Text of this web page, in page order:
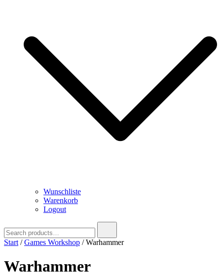
Wunschliste
Warenkorb
Logout
for:
Start /Games Workshop / Warhammer
Warhammer